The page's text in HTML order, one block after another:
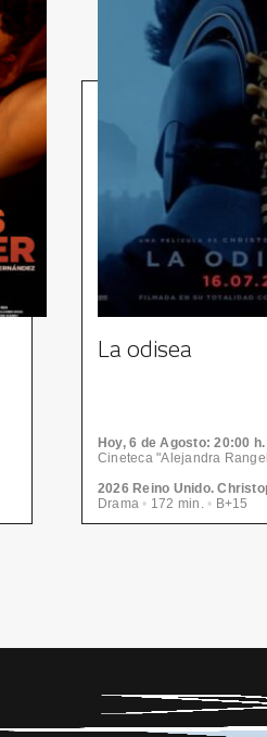
La odisea
Hoy, 6 de Agosto: 20:00 h.
Drama • 172 min. • B+15